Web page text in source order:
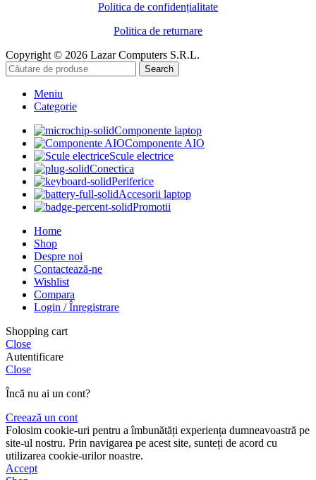
Politica de confidențialitate
Politica de returnare
Copyright © 2026 Lazar Computers S.R.L.
Search
Meniu
Categorie
Componente laptop
Componente AIO
Scule electrice
Conectica
Periferice
Accesorii laptop
Promotii
Home
Shop
Despre noi
Contactează-ne
Wishlist
Compara
Login / Înregistrare
Shopping cart
Close
Autentificare
Close
Încă nu ai un cont?
Creează un cont
Folosim cookie-uri pentru a îmbunătăți experiența dumneavoastră pe
site-ul nostru. Prin navigarea pe acest site, sunteți de acord cu
utilizarea cookie-urilor noastre.
Accept